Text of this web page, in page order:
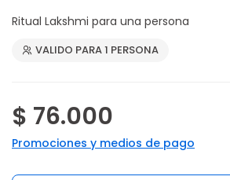
Ritual Lakshmi para una persona
VALIDO PARA 1 PERSONA
$ 76.000
Promociones y medios de pago